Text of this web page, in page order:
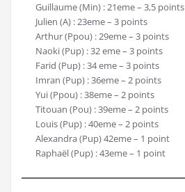
Guillaume (Min) : 21eme – 3,5 points
Julien (A) : 23eme – 3 points
Arthur (Ppou) : 29eme – 3 points
Naoki (Pup) : 32 eme – 3 points
Farid (Pup) : 34 eme – 3 points
Imran (Pup) : 36eme – 2 points
Yui (Ppou) : 38eme – 2 points
Titouan (Pou) : 39eme – 2 points
Louis (Pup) : 40eme – 2 points
Alexandra (Pup) 42eme – 1 point
Raphaël (Pup) : 43eme – 1 point